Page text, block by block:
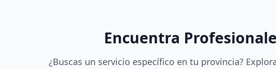
Encuentra
¿Buscas un servicio específico en tu provincia?